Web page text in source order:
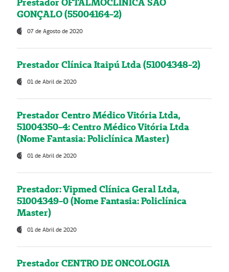
GONÇALO (55004164-2)
07 de Agosto de 2020
Prestador Clínica Itaipú Ltda (51004348-2)
01 de Abril de 2020
Prestador Centro Médico Vitória Ltda,
51004350-4: Centro Médico Vitória Ltda
(Nome Fantasia: Policlínica Master)
01 de Abril de 2020
Prestador: Vipmed Clínica Geral Ltda,
51004349-0 (Nome Fantasia: Policlínica
Master)
01 de Abril de 2020
Prestador CENTRO DE ONCOLOGIA